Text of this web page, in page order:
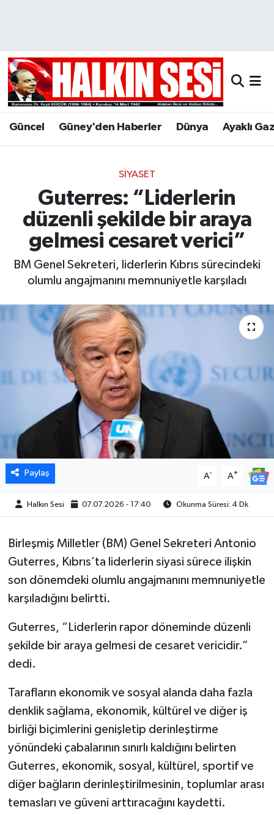
Güncel Güney'den Haberler Dünya Ayaklı
SIYASET
Guterres: “Liderlerin
düzenli şekilde bir araya
gelmesi cesaret verici”
BM Genel Sekreteri, liderlerin Kıbrıs sürecindeki
olumlu angajmanını memnuniyetle karşıladı
Paylaş A- A+
Halkın Sesi 07.07.2026 - 17:40 Okunma Süresi: 4 Dk
Birleşmiş Milletler (BM) Genel Sekreteri Antonio
Guterres, Kıbrıs’ta liderlerin siyasi sürece ilişkin
son dönemdeki olumlu angajmanını memnuniyetle
karşıladığını belirtti.
Guterres, “Liderlerin rapor döneminde düzenli
şekilde bir araya gelmesi de cesaret vericidir.”
dedi.
Tarafların ekonomik ve sosyal alanda daha fazla
denklik sağlama, ekonomik, kültürel ve diğer iş
birliği biçimlerini genişletip derinleştirme
yönündeki çabalarının sınırlı kaldığını belirten
Guterres, ekonomik, sosyal, kültürel, sportif ve
diğer bağların derinleştirilmesinin, toplumlar arası
temasları ve güveni arttıracağını kaydetti.
Hava Durumu
Trafik Durumu
Son Dakika Haberleri
Haber Arşivi